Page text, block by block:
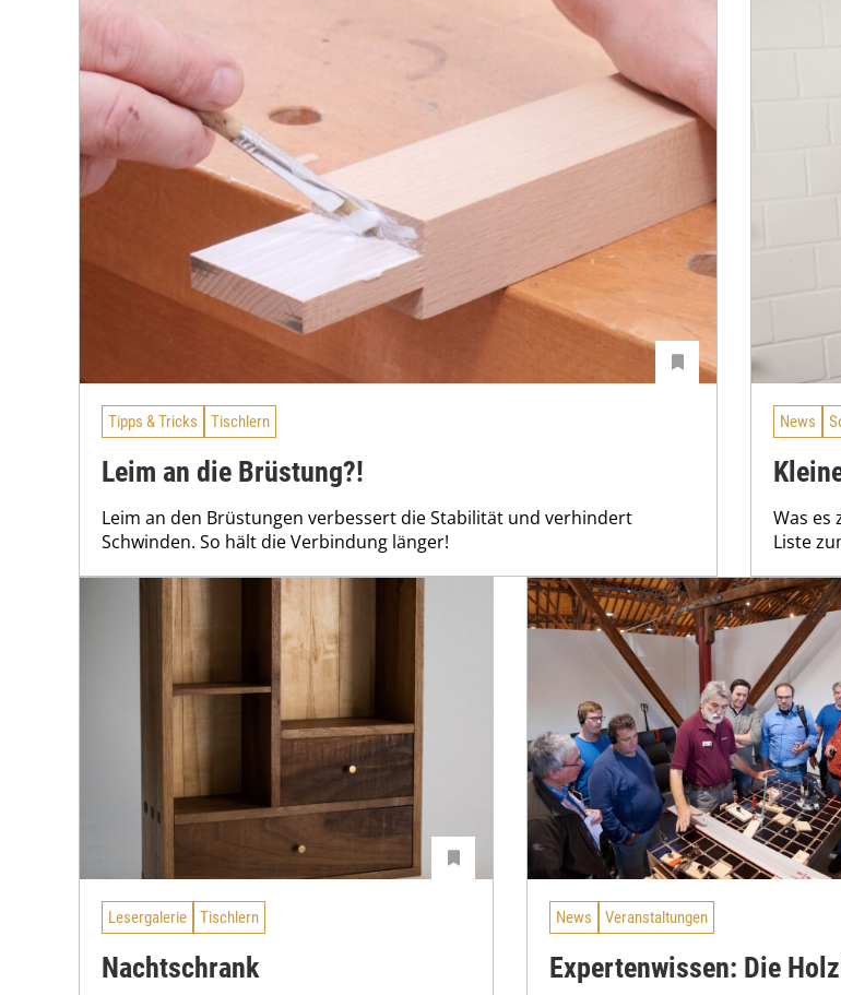
Tipps & Tricks Tischlern
Leim an die Brüstung?!
Leim an den Brüstungen verbessert die Stabilität und verhindert
Schwinden. So hält die Verbindung länger!
News
Was es
Liste
Lesergalerie Tischlern
Nachtschrank
News Veranstaltungen
Expertenwissen: Die